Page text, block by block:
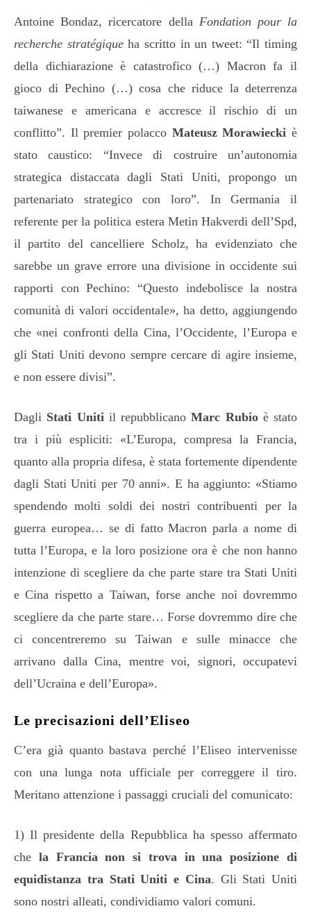
Antoine Bondaz, ricercatore della Fondation pour la
recherche stratégiqueha scritto in un tweet: “Il timing
della dichiarazione è catastrofico (…) Macron fa il
gioco di Pechino (…) cosa che riduce la deterrenza
taiwanese e americana e accresce il rischio di un
conflitto”. Il premier polacco Mateusz Morawiecki è
stato caustico: “Invece di costruire un’autonomia
strategica distaccata dagli Stati Uniti, propongo un
partenariato strategico con loro”. In Germania il
referente per la politica estera Metin Hakverdi dell’Spd,
il partito del cancelliere Scholz, ha evidenziato che
sarebbe un grave errore una divisione in occidente sui
rapporti con Pechino: “Questo indebolisce la nostra
comunità di valori occidentale», ha detto, aggiungendo
che «nei confronti della Cina, l’Occidente, l’Europa e
gli Stati Uniti devono sempre cercare di agire insieme,
e non essere divisi”.
Dagli Stati Uniti il repubblicanoMarc Rubioè stato
tra i più espliciti: «L’Europa, compresa la Francia,
quanto alla propria difesa, è stata fortemente dipendente
dagli Stati Uniti per 70 anni». E ha aggiunto: «Stiamo
spendendo molti soldi dei nostri contribuenti per la
guerra europea… se di fatto Macron parla a nome di
tutta l’Europa, e la loro posizione ora è che non hanno
intenzione di scegliere da che parte stare tra Stati Uniti
e Cina rispetto a Taiwan, forse anche noi dovremmo
scegliere da che parte stare… Forse dovremmo dire che
ci concentreremo su Taiwan e sulle minacce che
arrivano dalla Cina, mentre voi, signori, occupatevi
dell’Ucraina e dell’Europa».
Le precisazioni dell’Eliseo
C’era già quanto bastava perché l’Eliseo intervenisse
con una lunga nota ufficiale per correggere il tiro.
Meritano attenzione i passaggi cruciali del comunicato:
1) Il presidente della Repubblica ha spesso affermato
che la Francia non si trova in una posizione di
equidistanza tra Stati Uniti e Cina. Gli Stati Uniti
sono nostri alleati, condividiamo valori comuni.